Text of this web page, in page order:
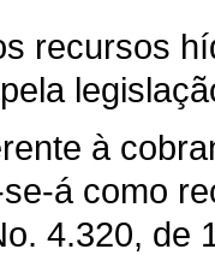
recursos
à
á como
4.320, de